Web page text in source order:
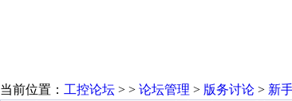
当前位置： 工控论坛 > > 论坛管理 > 版务讨论 > 新